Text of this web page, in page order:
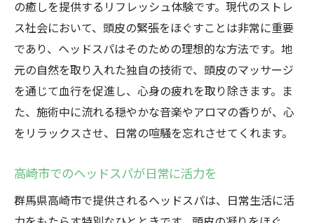
の癒しを提供するリフレッシュ体験です。現代のストレ
ス社会において、頭皮の緊張をほぐすことは非常に重要
であり、ヘッドスパはそのための理想的な方法です。地
元の自然を取り入れた独自の技術で、頭皮のマッサージ
を通じて血行を促進し、心身の疲れを取り除きます。ま
た、施術中に流れる穏やかな音楽やアロマの香りが、心
をリラックスさせ、日常の喧騒を忘れさせてくれます。
高崎市でのヘッドスパが日常に活力を
群馬県高崎市で提供されるヘッドスパは、日常生活に活